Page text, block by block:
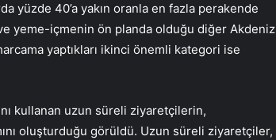
yüzde 40’a yakın oranla en fazla perakende
yeme-içmenin ön planda olduğu diğer Akdeniz
yaptıkları ikinci önemli kategori ise
kullanan uzun süreli ziyaretçilerin,
oluşturduğu görüldü. Uzun süreli ziyaretçiler,